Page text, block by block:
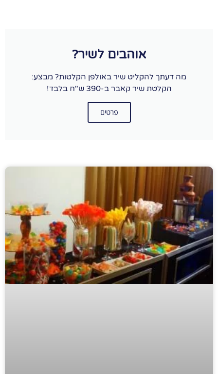
אוהבים לשיר?
מה דעתך להקליט שיר באולפן הקלטות? מבצע:
הקלטת שיר קאבר ב-390 ש"ח בלבד!
פרטים